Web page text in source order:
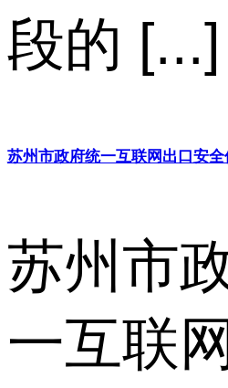
段的 [...]
苏州市政府统一互联网出口安全
苏州市
一互联